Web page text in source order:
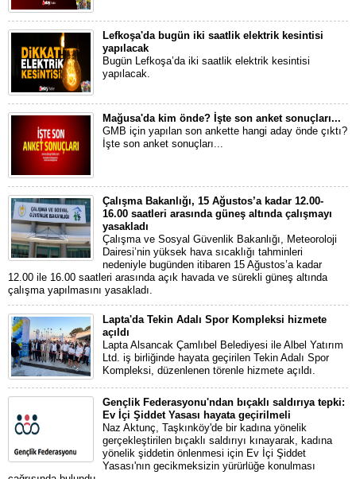
Lefkoşa'da bugün iki saatlik elektrik kesintisi
yapılacak
Bugün Lefkoşa’da iki saatlik elektrik kesintisi
yapılacak.
Mağusa'da kim önde? İşte son anket sonuçları...
GMB için yapılan son ankette hangi aday önde çıktı?
İşte son anket sonuçları...
Çalışma Bakanlığı, 15 Ağustos’a kadar 12.00-
16.00 saatleri arasında güneş altında çalışmayı
yasakladı
Çalışma ve Sosyal Güvenlik Bakanlığı, Meteoroloji
Dairesi’nin yüksek hava sıcaklığı tahminleri
nedeniyle bugünden itibaren 15 Ağustos’a kadar
12.00 ile 16.00 saatleri arasında açık havada ve sürekli güneş altında
çalışma yapılmasını yasakladı.
Lapta'da Tekin Adalı Spor Kompleksi hizmete
açıldı
Lapta Alsancak Çamlıbel Belediyesi ile Albel Yatırım
Ltd. iş birliğinde hayata geçirilen Tekin Adalı Spor
Kompleksi, düzenlenen törenle hizmete açıldı.
Gençlik Federasyonu'ndan bıçaklı saldırıya tepki:
Ev İçi Şiddet Yasası hayata geçirilmeli
Naz Aktunç, Taşkınköy'de bir kadına yönelik
gerçekleştirilen bıçaklı saldırıyı kınayarak, kadına
yönelik şiddetin önlenmesi için Ev İçi Şiddet
Yasası'nın gecikmeksizin yürürlüğe konulması